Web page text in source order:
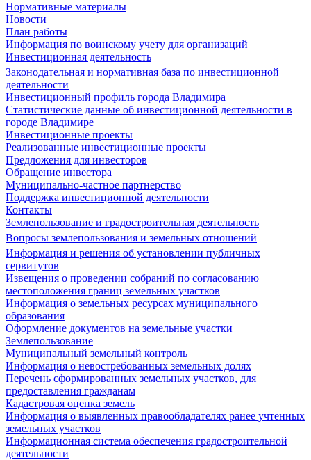
Нормативные материалы
Новости
План работы
Информация по воинскому учету для организаций
Инвестиционная деятельность
Законодательная и нормативная база по инвестиционной
деятельности
Инвестиционный профиль города Владимира
Статистические данные об инвестиционной деятельности в
городе Владимире
Инвестиционные проекты
Реализованные инвестиционные проекты
Предложения для инвесторов
Обращение инвестора
Муниципально-частное партнерство
Поддержка инвестиционной деятельности
Контакты
Землепользование и градостроительная деятельность
Вопросы землепользования и земельных отношений
Информация и решения об установлении публичных
сервитутов
Извещения о проведении собраний по согласованию
местоположения границ земельных участков
Информация о земельных ресурсах муниципального
образования
Оформление документов на земельные участки
Землепользование
Муниципальный земельный контроль
Информация о невостребованных земельных долях
Перечень сформированных земельных участков, для
предоставления гражданам
Кадастровая оценка земель
Информация о выявленных правообладателях ранее учтенных
земельных участков
Информационная система обеспечения градостроительной
деятельности